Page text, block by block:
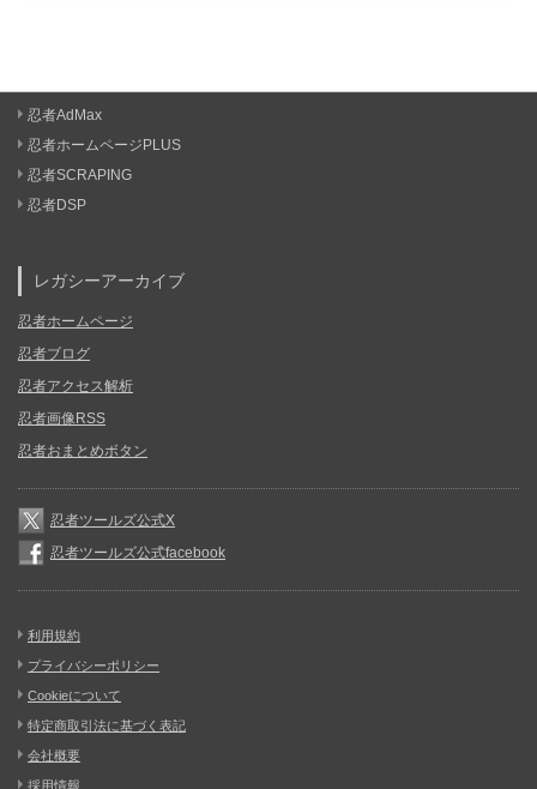
忍者AdMax
忍者ホームページPLUS
忍者SCRAPING
忍者DSP
レガシーアーカイブ
忍者ホームページ
忍者ブログ
忍者アクセス解析
忍者画像RSS
忍者おまとめボタン
忍者ツールズ公式X
忍者ツールズ公式facebook
利用規約
プライバシーポリシー
Cookieについて
特定商取引法に基づく表記
会社概要
採用情報